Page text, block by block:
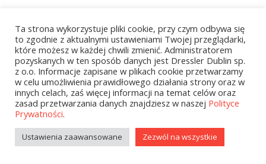
Kolekcje Biedronka - 16.02.2026
Wielcy Humaniści - 16.02.2026
Wielcy Humaniści – 02.03.2026
Kolekcje Biedronka - 16.03.2026
Wielcy Humaniści – 16.03.2026
Ta strona wykorzystuje pliki cookie, przy czym odbywa się
to zgodnie z aktualnymi ustawieniami Twojej przeglądarki,
które możesz w każdej chwili zmienić. Administratorem
pozyskanych w ten sposób danych jest Dressler Dublin sp.
z o.o. Informacje zapisane w plikach cookie przetwarzamy
w celu umożliwienia prawidłowego działania strony oraz w
innych celach, zaś więcej informacji na temat celów oraz
zasad przetwarzania danych znajdziesz w naszej Polityce
Prywatności.
Ustawienia zaawansowane Zezwól na wszystkie